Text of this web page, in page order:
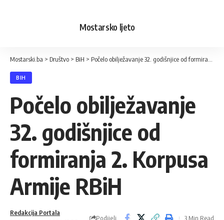
Mostarsko ljeto
Mostarski.ba > Društvo > BiH > Počelo obilježavanje 32. godišnjice od formiranja 2. Korpusa Armije RBiH
BIH
Počelo obilježavanje
32. godišnjice od
formiranja 2. Korpusa
Armije RBiH
Redakcija Portala
Podijeli 3 Min Read